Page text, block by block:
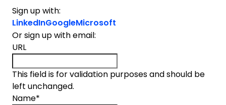
Sign up with:
LinkedInGoogleMicrosoft
Or sign up with email:
URL
This field is for validation purposes and should be
left unchanged.
Name*